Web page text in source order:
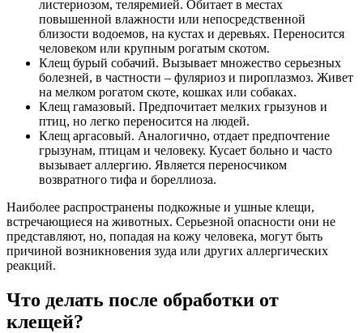
листериозом, теляремией. Обитает в местах
повышенной влажности или непосредственной
близости водоемов, на кустах и деревьях. Переносится
человеком или крупным рогатым скотом.
Клещ бурый собачий. Вызывает множество серьезных
болезней, в частности – фуляриоз и пироплазмоз. Живет
на мелком рогатом скоте, кошках или собаках.
Клещ гамазовый. Предпочитает мелких грызунов и
птиц, но легко переносится на людей.
Клещ аргасовый. Аналогично, отдает предпочтение
грызунам, птицам и человеку. Кусает больно и часто
вызывает аллергию. Является переносчиком
возвратного тифа и бореллиоза.
Наиболее распространены подкожные и ушные клещи,
встречающиеся на животных. Серьезной опасности они не
представляют, но, попадая на кожу человека, могут быть
причиной возникновения зуда или других аллергических
реакций.
Что делать после обработки от
клещей?